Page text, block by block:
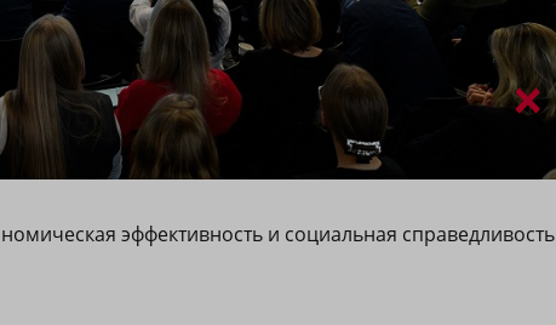
эффективность и социальная справедливость
×